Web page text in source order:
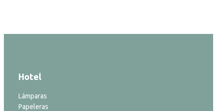
Hotel
Lámparas
Papeleras